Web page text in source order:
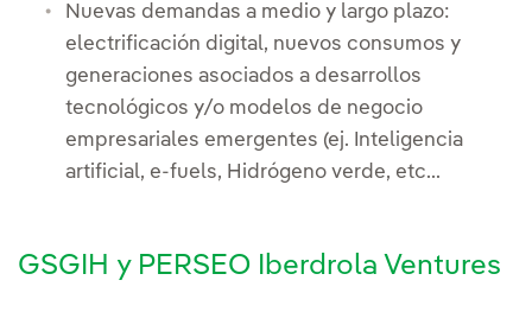
Nuevas demandas a medio y largo plazo:
electrificación digital, nuevos consumos y
generaciones asociados a desarrollos
tecnológicos y/o modelos de negocio
empresariales emergentes (ej. Inteligencia
artificial, e-fuels, Hidrógeno verde, etc...
GSGIH y PERSEO Iberdrola Ventures